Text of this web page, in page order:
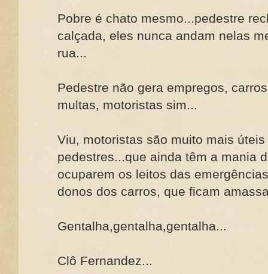
Pobre é chato mesmo...pedestre
calçada, eles nunca andam nelas
rua...
Pedestre não gera empregos,
multas, motoristas sim...
Viu, motoristas são muito mais
pedestres...que ainda têm a mania
ocuparem os leitos das
donos dos carros, que ficam
Gentalha,gentalha,gentalha...
Clô Fernandez...